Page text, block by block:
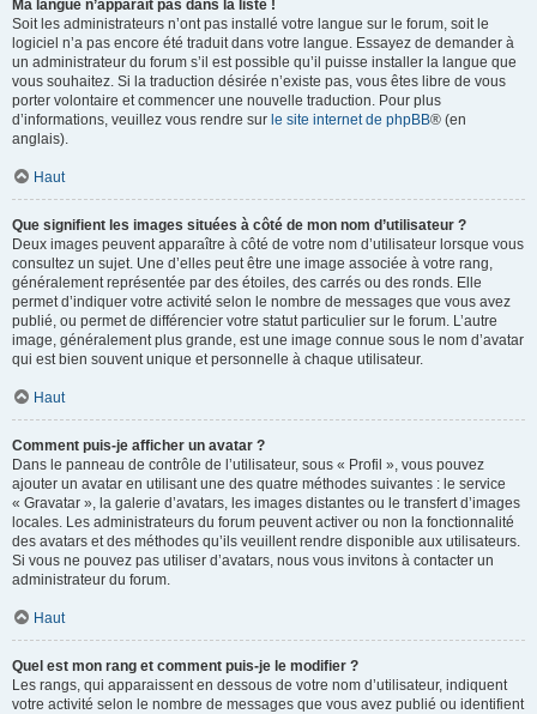
Ma langue n’apparaît pas dans la liste !
Soit les administrateurs n’ont pas installé votre langue sur le forum, soit le
logiciel n’a pas encore été traduit dans votre langue. Essayez de demander à
un administrateur du forum s’il est possible qu’il puisse installer la langue que
vous souhaitez. Si la traduction désirée n’existe pas, vous êtes libre de vous
porter volontaire et commencer une nouvelle traduction. Pour plus
d’informations, veuillez vous rendre sur le site internet de phpBB® (en
anglais).
Haut
Que signifient les images situées à côté de mon nom d’utilisateur ?
Deux images peuvent apparaître à côté de votre nom d’utilisateur lorsque vous
consultez un sujet. Une d’elles peut être une image associée à votre rang,
généralement représentée par des étoiles, des carrés ou des ronds. Elle
permet d’indiquer votre activité selon le nombre de messages que vous avez
publié, ou permet de différencier votre statut particulier sur le forum. L’autre
image, généralement plus grande, est une image connue sous le nom d’avatar
qui est bien souvent unique et personnelle à chaque utilisateur.
Haut
Comment puis-je afficher un avatar ?
Dans le panneau de contrôle de l’utilisateur, sous « Profil », vous pouvez
ajouter un avatar en utilisant une des quatre méthodes suivantes : le service
« Gravatar », la galerie d’avatars, les images distantes ou le transfert d’images
locales. Les administrateurs du forum peuvent activer ou non la fonctionnalité
des avatars et des méthodes qu’ils veuillent rendre disponible aux utilisateurs.
Si vous ne pouvez pas utiliser d’avatars, nous vous invitons à contacter un
administrateur du forum.
Haut
Quel est mon rang et comment puis-je le modifier ?
Les rangs, qui apparaissent en dessous de votre nom d’utilisateur, indiquent
votre activité selon le nombre de messages que vous avez publié ou identifient